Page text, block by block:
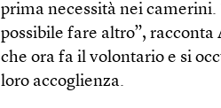
prima necessità nei
possibile fare altro”,
che ora fa il volontario e si
loro accoglienza.